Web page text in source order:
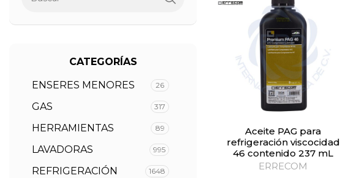
CATEGORÍAS
ENSERES MENORES
26
GAS 317
HERRAMIENTAS 89
LAVADORAS 995
REFRIGERACIÓN 1648
Aceite PAG para
refrigeración viscocidad
46 contenido 237 mL
ERRECOM